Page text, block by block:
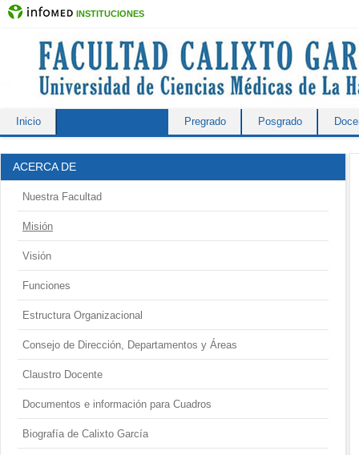
INSTITUCIONES
Inicio Pregrado Posgrado
ACERCA DE
Nuestra Facultad
Misión
Visión
Funciones
Estructura Organizacional
Consejo de Dirección, Departamentos y Áreas
Claustro Docente
Documentos e información para Cuadros
Biografía de Calixto García